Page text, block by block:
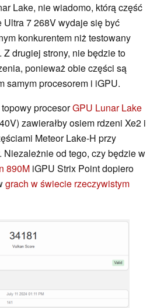
Lake, nie wiadomo, którą część
7 268V wydaje się być
konkurentem niż testowany
drugiej strony, nie będzie to
ponieważ obie części są
samym procesorem i iGPU.
procesorGPU Lunar Lake
zawierałby osiem rdzeni Xe2 i
Meteor Lake-H przy
Niezależnie od tego, czy będzie w
890M iGPU Strix Point dopiero
grach w świecie rzeczywistym